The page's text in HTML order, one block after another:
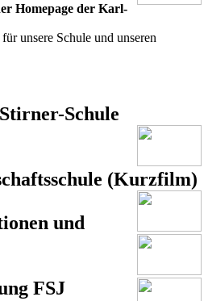
Homepage der Karl-
unsere Schule und unseren
Schule
(Kurzfilm)
und
FSJ